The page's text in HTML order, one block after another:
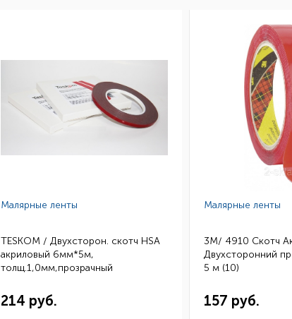
Малярные ленты
TESKOM / Двухсторон. скотч HSA
акриловый 6мм*5м,
толщ.1,0мм,прозрачный
214 руб.
Малярные ленты
3M/ 4910 Скотч
Двухсторонний
5 м (10)
157 руб.